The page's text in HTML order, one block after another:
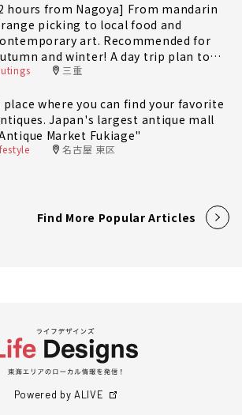
hours from Nagoya] From mandarin
picking to local food and
art. Recommended for
and winter! A day trip plan to
enjoy Minami-Ise Town
三重
place where you can find your favorite
Japan's largest antique mall
Market Fukiage"
名古屋 東区
Find More Popular Articles
Powered by ALIVE